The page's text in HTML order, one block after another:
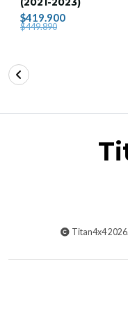
$419.900
$449.890
Titan4x4